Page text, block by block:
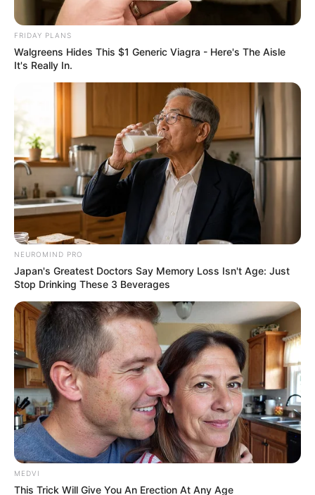
O ex-presidente Jair Bolsonaro comentou sobre
sua recente reunião com representantes do
governo americano e abordou uma série de
questões políticas e judiciais que marcam sua
trajetória pós-presidência. Em uma transmissão